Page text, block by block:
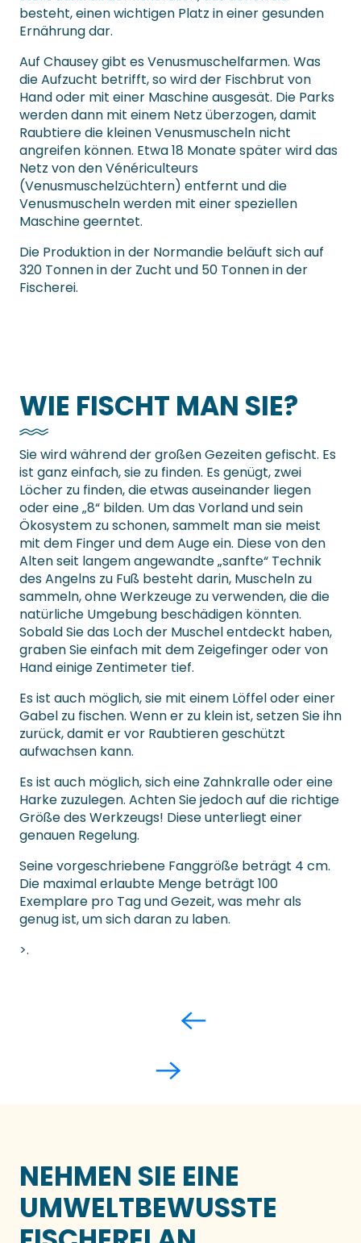
besteht, einen wichtigen Platz in einer gesunden
Ernährung dar.
Auf Chausey gibt es Venusmuschelfarmen. Was
die Aufzucht betrifft, so wird der Fischbrut von
Hand oder mit einer Maschine ausgesät. Die Parks
werden dann mit einem Netz überzogen, damit
Raubtiere die kleinen Venusmuscheln nicht
angreifen können. Etwa 18 Monate später wird das
Netz von den Vénériculteurs
(Venusmuschelzüchtern) entfernt und die
Venusmuscheln werden mit einer speziellen
Maschine geerntet.
Die Produktion in der Normandie beläuft sich auf
320 Tonnen in der Zucht und 50 Tonnen in der
Fischerei.
WIE FISCHT MAN SIE?
Sie wird während der großen Gezeiten gefischt. Es
ist ganz einfach, sie zu finden. Es genügt, zwei
Löcher zu finden, die etwas auseinander liegen
oder eine „8“ bilden. Um das Vorland und sein
Ökosystem zu schonen, sammelt man sie meist
mit dem Finger und dem Auge ein. Diese von den
Alten seit langem angewandte „sanfte“ Technik
des Angelns zu Fuß besteht darin, Muscheln zu
sammeln, ohne Werkzeuge zu verwenden, die die
natürliche Umgebung beschädigen könnten.
Sobald Sie das Loch der Muschel entdeckt haben,
graben Sie einfach mit dem Zeigefinger oder von
Hand einige Zentimeter tief.
Es ist auch möglich, sie mit einem Löffel oder einer
Gabel zu fischen. Wenn er zu klein ist, setzen Sie ihn
zurück, damit er vor Raubtieren geschützt
aufwachsen kann.
Es ist auch möglich, sich eine Zahnkralle oder eine
Harke zuzulegen. Achten Sie jedoch auf die richtige
Größe des Werkzeugs! Diese unterliegt einer
genauen Regelung.
Seine vorgeschriebene Fanggröße beträgt 4 cm.
Die maximal erlaubte Menge beträgt 100
Exemplare pro Tag und Gezeit, was mehr als
genug ist, um sich daran zu laben.
>.
NEHMEN SIE EINE
UMWELTBEWUSSTE